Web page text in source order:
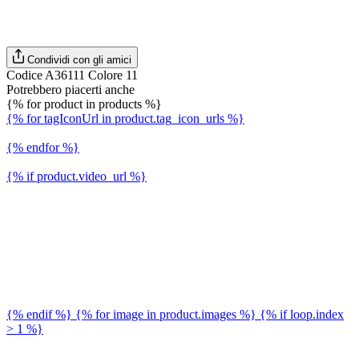
Condividi con gli amici
Codice A36111 Colore 11
Potrebbero piacerti anche
{% for product in products %}
{% for tagIconUrl in product.tag_icon_urls %}
{% endfor %}
{% if product.video_url %}
{% endif %} {% for image in product.images %} {% if loop.index
> 1 %}